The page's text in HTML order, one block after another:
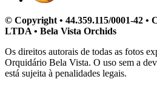
© Copyright • 44.359.115/0001-42
LTDA • Bela Vista Orchids
Os direitos autorais de todas as fotos
Orquidário Bela Vista. O uso sem a
está sujeita à penalidades legais.